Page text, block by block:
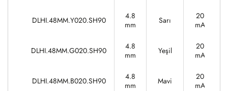
DLHI.48MM.Y020.SH90
4.8
mm
Sarı
20
mA
DLHI.48MM.G020.SH90
4.8
mm
Yeşil
20
mA
DLHI.48MM.B020.SH90
4.8
mm
Mavi
20
mA